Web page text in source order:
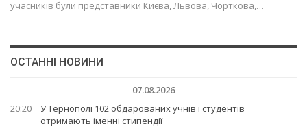
учасників були представники Києва, Львова, Чорткова,…
ОСТАННІ НОВИНИ
07.08.2026
20:20
У Тернополі 102 обдарованих учнів і студентів
отримають іменні стипендії